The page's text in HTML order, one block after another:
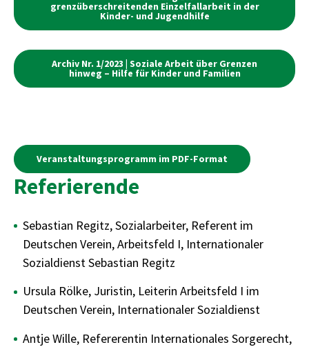
grenzüberschreitenden Einzelfallarbeit in der
Kinder- und Jugendhilfe
Archiv Nr. 1/2023 | Soziale Arbeit über Grenzen
hinweg – Hilfe für Kinder und Familien
Veranstaltungsprogramm im PDF-Format
Referierende
Sebastian Regitz, Sozialarbeiter, Referent im
Deutschen Verein, Arbeitsfeld I, Internationaler
Sozialdienst Sebastian Regitz
Ursula Rölke, Juristin, Leiterin Arbeitsfeld I im
Deutschen Verein, Internationaler Sozialdienst
Antje Wille, Refererentin Internationales Sorgerecht,